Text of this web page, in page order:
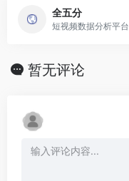
全五分
暂无评论